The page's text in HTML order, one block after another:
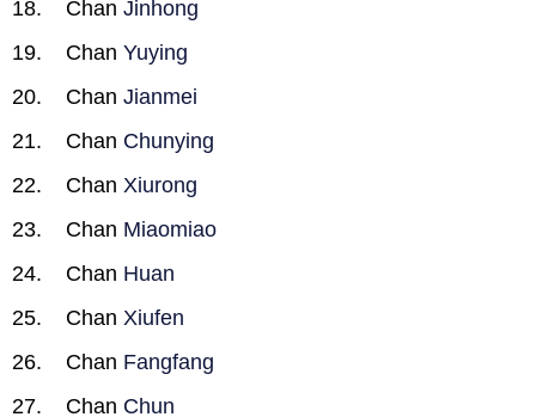
Chan Jinhong
Chan Yuying
Chan Jianmei
Chan Chunying
Chan Xiurong
Chan Miaomiao
Chan Huan
Chan Xiufen
Chan Fangfang
Chan Chun